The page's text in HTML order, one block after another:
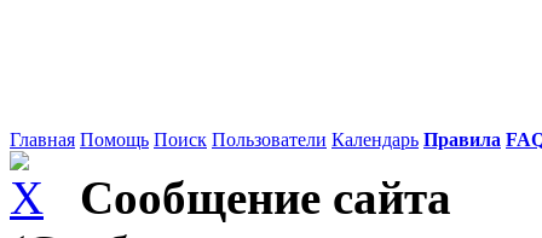
Главная Помощь Поиск Пользователи Календарь Правила
Сообщение сайта